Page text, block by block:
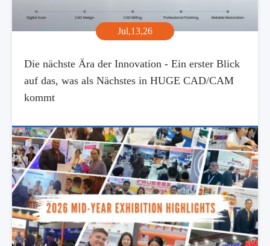
Jul,13,26
Die nächste Ära der Innovation - Ein erster Blick
auf das, was als Nächstes in HUGE CAD/CAM
kommt